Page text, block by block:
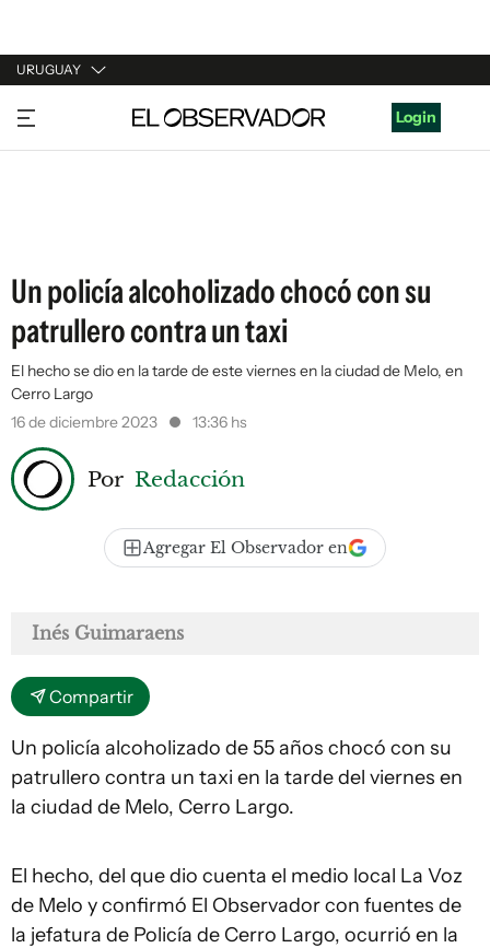
URUGUAY
URUGUAY
ARGENTINA
Login
Un policía alcoholizado chocó con su
patrullero contra un taxi
El hecho se dio en la tarde de este viernes en la ciudad de Melo, en
Cerro Largo
16 de diciembre 2023
13:36 hs
Por Redacción
Agregar El Observador en
Inés Guimaraens
Compartir
Un policía alcoholizado de 55 años chocó con su
patrullero contra un taxi en la tarde del viernes en
la ciudad de Melo, Cerro Largo.
El hecho, del que dio cuenta el medio local La Voz
de Melo y confirmó El Observador con fuentes de
la jefatura de Policía de Cerro Largo, ocurrió en la